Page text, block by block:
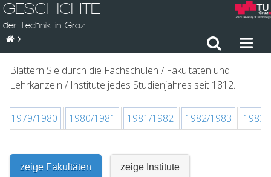
GESCHICHTE
der Technik in Graz
Blättern Sie durch die Fachschulen / Fakultäten und
Lehrkanzeln / Institute jedes Studienjahres seit 1812.
1979/1980 1980/1981 1981/1982 1982/1983 1983/
zeige Fakultäten zeige Institute